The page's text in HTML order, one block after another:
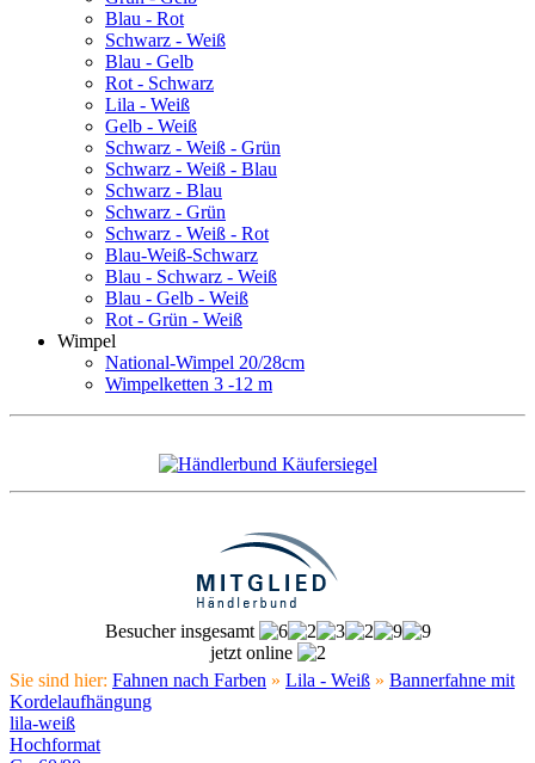
Blau - Rot
Schwarz - Weiß
Blau - Gelb
Rot - Schwarz
Lila - Weiß
Gelb - Weiß
Schwarz - Weiß - Grün
Schwarz - Weiß - Blau
Schwarz - Blau
Schwarz - Grün
Schwarz - Weiß - Rot
Blau-Weiß-Schwarz
Blau - Schwarz - Weiß
Blau - Gelb - Weiß
Rot - Grün - Weiß
Wimpel
National-Wimpel 20/28cm
Wimpelketten 3 -12 m
Besucher insgesamt
jetzt online
Sie sind hier: Fahnen nach Farben » Lila - Weiß » Bannerfahne mit
Kordelaufhängung
lila-weiß
Hochformat